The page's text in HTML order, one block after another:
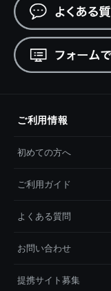
ご利用情報
初めての方へ
ご利用ガイド
よくある質問
お問い合わせ
提携サイト募集